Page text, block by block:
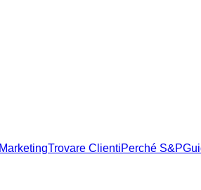
Trovare ClientiPerché S&P